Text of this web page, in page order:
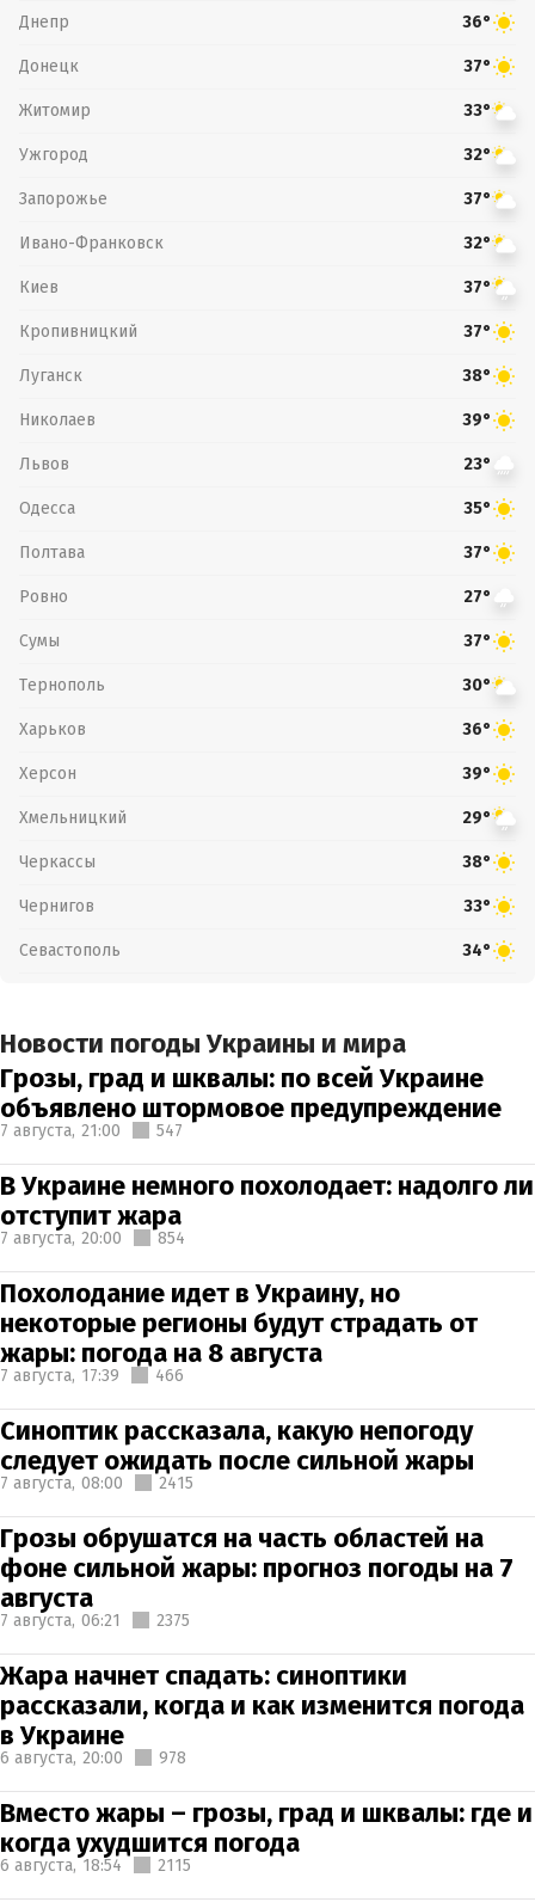
Днепр 36°
Донецк 37°
Житомир 33°
Ужгород 32°
Запорожье 37°
Ивано-Франковск 32°
Киев 37°
Кропивницкий 37°
Луганск 38°
Николаев 39°
Львов 23°
Одесса 35°
Полтава 37°
Ровно 27°
Сумы 37°
Тернополь 30°
Харьков 36°
Херсон 39°
Хмельницкий 29°
Черкассы 38°
Чернигов 33°
Севастополь 34°
Новости погоды Украины и мира
Грозы, град и шквалы: по всей Украине
объявлено штормовое предупреждение
7 августа, 21:00 547
В Украине немного похолодает: надолго ли
отступит жара
7 августа, 20:00 854
Похолодание идет в Украину, но
некоторые регионы будут страдать от
жары: погода на 8 августа
7 августа, 17:39 466
Синоптик рассказала, какую непогоду
следует ожидать после сильной жары
7 августа, 08:00 2415
Грозы обрушатся на часть областей на
фоне сильной жары: прогноз погоды на 7
августа
7 августа, 06:21 2375
Жара начнет спадать: синоптики
рассказали, когда и как изменится погода
в Украине
6 августа, 20:00 978
Вместо жары – грозы, град и шквалы: где и
когда ухудшится погода
6 августа, 18:54 2115